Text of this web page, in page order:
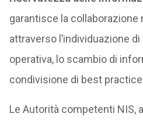
garantisce la collaborazione
attraverso l’individuazione
operativa, lo scambio di
condivisione di best
Le Autorità competenti NIS,